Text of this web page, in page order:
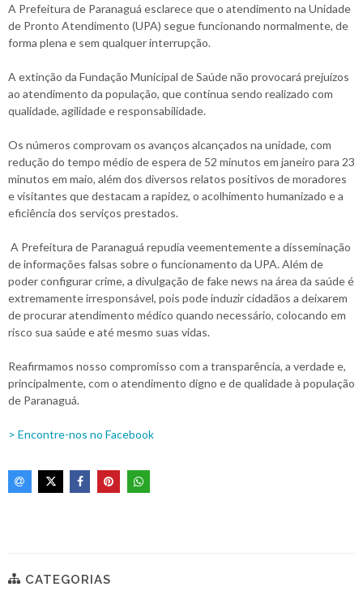
A Prefeitura de Paranaguá esclarece que o atendimento na Unidade
de Pronto Atendimento (UPA) segue funcionando normalmente, de
forma plena e sem qualquer interrupção.
A extinção da Fundação Municipal de Saúde não provocará prejuízos
ao atendimento da população, que continua sendo realizado com
qualidade, agilidade e responsabilidade.
Os números comprovam os avanços alcançados na unidade, com
redução do tempo médio de espera de 52 minutos em janeiro para 23
minutos em maio, além dos diversos relatos positivos de moradores
e visitantes que destacam a rapidez, o acolhimento humanizado e a
eficiência dos serviços prestados.
A Prefeitura de Paranaguá repudia veementemente a disseminação
de informações falsas sobre o funcionamento da UPA. Além de
poder configurar crime, a divulgação de fake news na área da saúde é
extremamente irresponsável, pois pode induzir cidadãos a deixarem
de procurar atendimento médico quando necessário, colocando em
risco sua saúde e até mesmo suas vidas.
Reafirmamos nosso compromisso com a transparência, a verdade e,
principalmente, com o atendimento digno e de qualidade à população
de Paranaguá.
> Encontre-nos no Facebook
CATEGORIAS